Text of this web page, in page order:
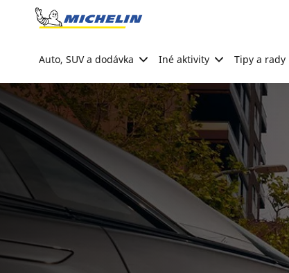
Go to page content
Auto, SUV a dodávka Iné aktivity Tipy a rady